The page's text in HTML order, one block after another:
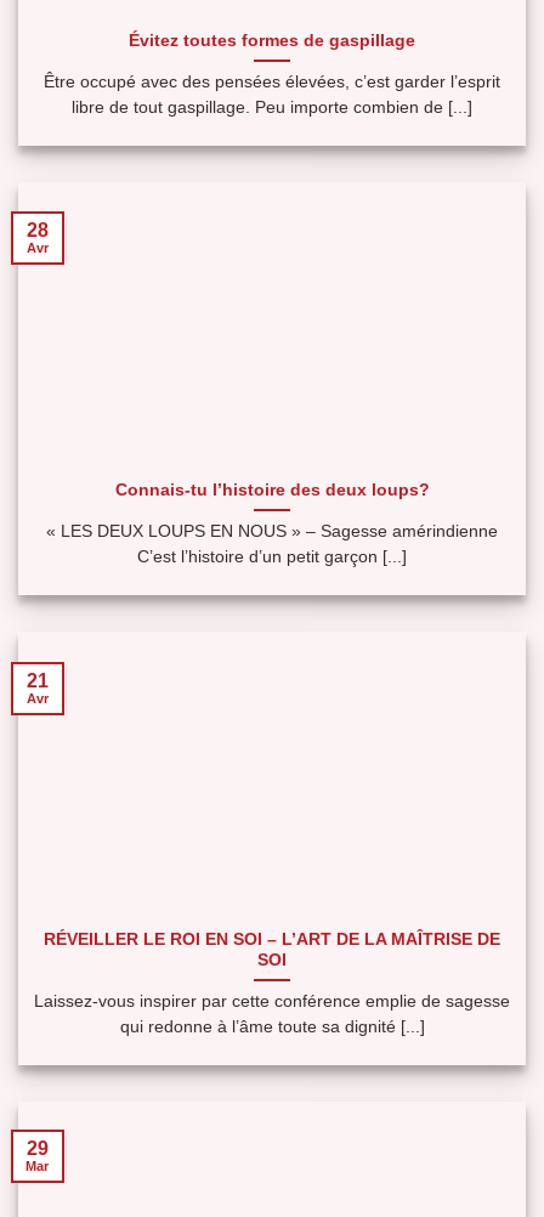
Évitez toutes formes de gaspillage
Être occupé avec des pensées élevées, c’est garder l’esprit
libre de tout gaspillage. Peu importe combien de [...]
Connais-tu l’histoire des deux loups?
« LES DEUX LOUPS EN NOUS » – Sagesse amérindienne
C’est l’histoire d’un petit garçon [...]
28
Avr
RÉVEILLER LE ROI EN SOI – L’ART DE LA MAÎTRISE DE
SOI
Laissez-vous inspirer par cette conférence emplie de sagesse
qui redonne à l’âme toute sa dignité [...]
21
Avr
29
Mar